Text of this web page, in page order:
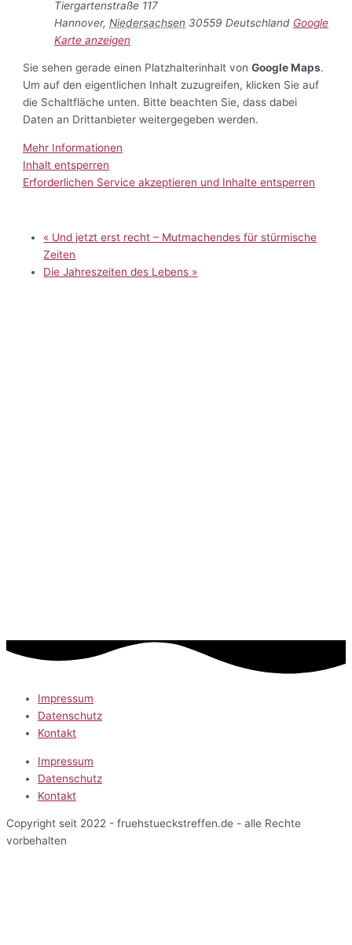
Tiergartenstraße 117
Hannover, Niedersachsen 30559 Deutschland Google
Karte anzeigen
Sie sehen gerade einen Platzhalterinhalt vonGoogle Maps.
Um auf den eigentlichen Inhalt zuzugreifen, klicken Sie auf
die Schaltfläche unten. Bitte beachten Sie, dass dabei
Daten an Drittanbieter weitergegeben werden.
Mehr Informationen
Inhalt entsperren
Erforderlichen Service akzeptieren und Inhalte entsperren
« Und jetzt erst recht – Mutmachendes für stürmische
Zeiten
Die Jahreszeiten des Lebens »
Impressum
Datenschutz
Kontakt
Impressum
Datenschutz
Kontakt
Copyright seit 2022 - fruehstueckstreffen.de - alle Rechte
vorbehalten